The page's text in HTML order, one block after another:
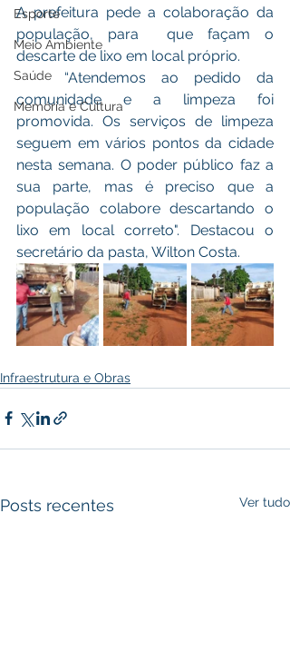
Esporte
Meio Ambiente
Saúde
Memória e Cultura
A prefeitura pede a colaboração da
população, para  que façam o
descarte de lixo em local próprio.
	“Atendemos ao pedido da
comunidade e a limpeza foi
promovida. Os serviços de limpeza
seguem em vários pontos da cidade
nesta semana. O poder público faz a
sua parte, mas é preciso que a
população colabore descartando o
lixo em local correto". Destacou o
secretário da pasta, Wilton Costa.
Infraestrutura e Obras
Posts recentes Ver tudo